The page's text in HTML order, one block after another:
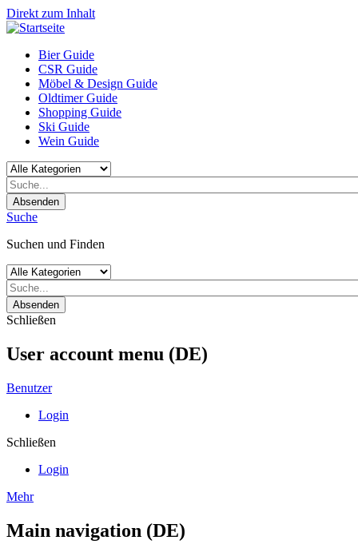
Direkt zum Inhalt
Bier Guide
CSR Guide
Möbel & Design Guide
Oldtimer Guide
Shopping Guide
Ski Guide
Wein Guide
Absenden
Suche
Suchen und Finden
Absenden
Schließen
User account menu (DE)
Benutzer
Login
Schließen
Login
Mehr
Main navigation (DE)